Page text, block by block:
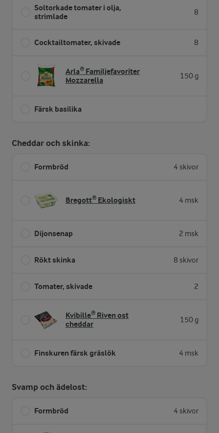
Soltorkade tomater i olja,
strimlade
8
Cocktailtomater, skivade 8
Arla® Familjefavoriter
Mozzarella
150 g
Färsk basilika
Cheddar och skinka:
Formbröd 4 skivor
Bregott® Ekologiskt 4 msk
Dijonsenap 2 msk
Rökt skinka 8 skivor
Tomater, skivade 2
Kvibille® Riven ost
cheddar
150 g
Finskuren färsk gräslök 4 msk
Svamp och ädelost:
Formbröd 4 skivor